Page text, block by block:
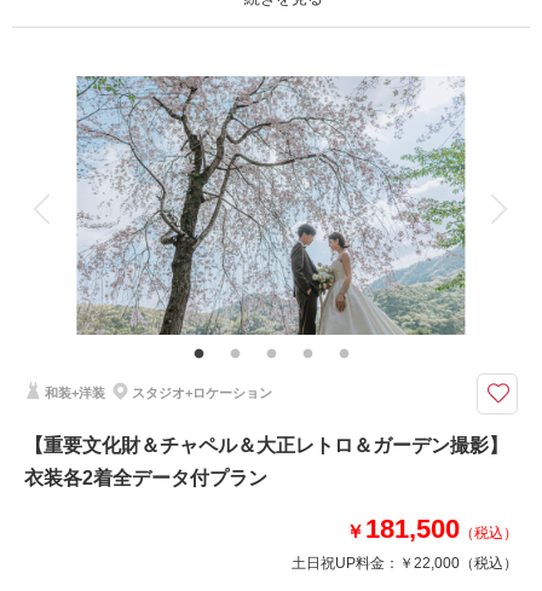
撮影料 新婦衣装2着 新郎衣装2着
着付け ヘアメイク 小物一式
アルバム データ 100 カット 台紙付写真
衣装追加 会食 挙式
家族と撮影 家族用衣装レンタル ペットと撮影
お二人のお写真だけでなくご家族とのお写真も残せます！
衣裳+アクセサリー小物+ヘア・メイク+着付+撮影+ご家族写真撮影+全デー
タが含まれたﾌﾟﾗﾝ。
ご家族の衣装レンタルや着付け等も対応可。
来店・オンライン を確認する
和装+洋装 スタジオ+ロケーション
【重要文化財＆チャペル＆大正レトロ＆ガーデン撮影】
衣装各2着全データ付プラン
￥ 181,500 （税込）
土日祝UP料金： ￥22,000 （税込）